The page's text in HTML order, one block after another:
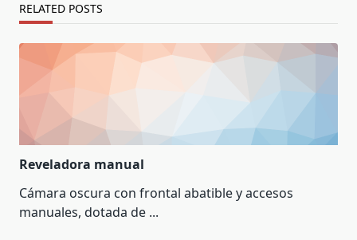
RELATED POSTS
Reveladora manual
Cámara oscura con frontal abatible y accesos
manuales, dotada de ...